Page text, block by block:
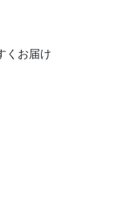
くお届け